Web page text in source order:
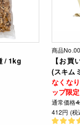
/ 1kg
商品
【お
(スキム
なくな
ップ限
通常価格
412円 (税